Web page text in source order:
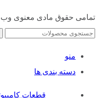
تمامی حقوق مادی معنوی
منو
دسته بندی ها
قطعات